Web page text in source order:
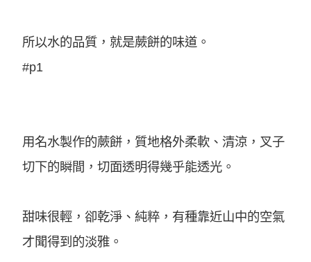
所以水的品質，就是蕨餅的味道。
#p1
用名水製作的蕨餅，質地格外柔軟、清涼，叉子
切下的瞬間，切面透明得幾乎能透光。
甜味很輕，卻乾淨、純粹，有種靠近山中的空氣
才聞得到的淡雅。